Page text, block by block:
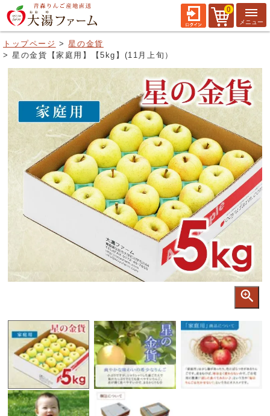
0
トップページ
星の金貨
星の金貨【家庭用】【5kg】(11月上旬）